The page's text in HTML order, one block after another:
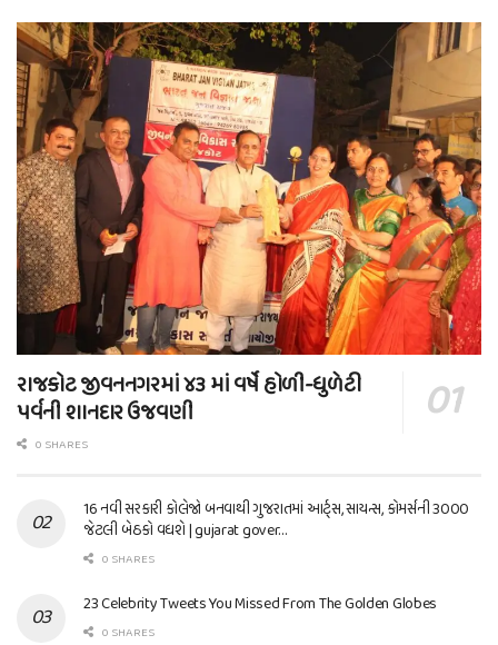
રાજકોટ જીવનનગરમાં ૪૩ માં વર્ષે હોળી-ધુળેટી
પર્વની શાનદાર ઉજવણી
0 SHARES
16 નવી સરકારી કોલેજો બનવાથી ગુજરાતમાં આર્ટ્સ, સાયન્સ, કોમર્સની 3000
જેટલી બેઠકો વધશે | gujarat gover…
0 SHARES
23 Celebrity Tweets You Missed From The Golden Globes
0 SHARES